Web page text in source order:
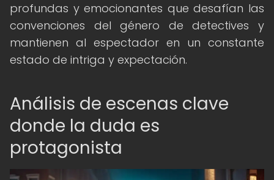
profundas y emocionantes que desafían las
convenciones del género de detectives y
mantienen al espectador en un constante
estado de intriga y expectación.
Análisis de escenas clave
donde la duda es
protagonista